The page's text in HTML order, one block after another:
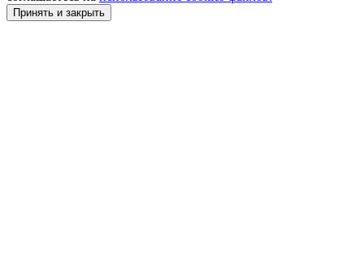
Принять и закрыть